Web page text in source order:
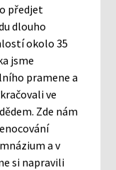
předjet
dlouho
okolo 35
jsme
pramene a
ve
Zde nám
a v
si napravili